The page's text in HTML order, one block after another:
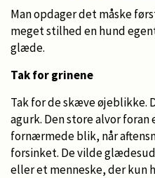
Man opdager det måske
meget stilhed en hund
glæde.
Tak for grinene
Tak for de skæve øjeblikke.
agurk. Den store alvor
fornærmede blik, når
forsinket. De vilde
eller et menneske, der